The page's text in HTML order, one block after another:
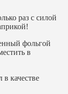
раз с силой
фольгой
в
в качестве